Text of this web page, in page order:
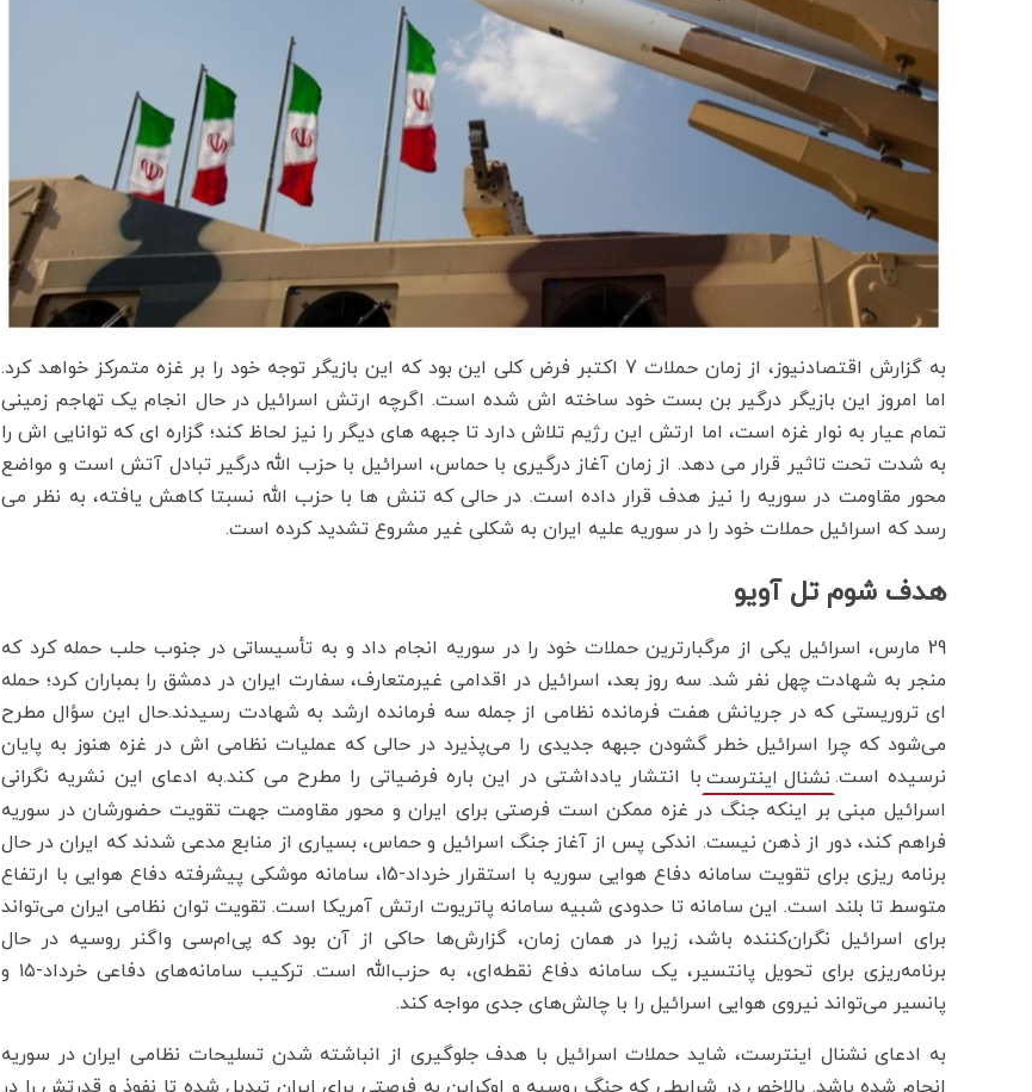
به گزارش اقتصادنیوز، از زمان حملات 7 اکتبر فرض کلی این بود که این بازیگر توجه خود را بر غزه متمرکز خواهد کرد.
اما امروز این بازیگر درگیر بن بست خود ساخته اش شده است. اگرچه ارتش اسرائیل در حال انجام یک تهاجم زمینی
تمام عیار به نوار غزه است، اما ارتش این رژیم تلاش دارد تا جبهه های دیگر را نیز لحاظ کند؛ گزاره ای که توانایی اش را
به شدت تحت تاثیر قرار می دهد. از زمان آغاز درگیری با حماس، اسرائیل با حزب الله درگیر تبادل آتش است و مواضع
محور مقاومت در سوریه را نیز هدف قرار داده است. در حالی که تنش ها با حزب الله نسبتا کاهش یافته، به نظر می
رسد که اسرائیل حملات خود را در سوریه علیه ایران به شکلی غیر مشروع تشدید کرده است.
هدف شوم تل آویو
29 مارس، اسرائیل یکی از مرگبارترین حملات خود را در سوریه انجام داد و به تأسیساتی در جنوب حلب حمله کرد که
منجر به شهادت چهل نفر شد. سه روز بعد، اسرائیل در اقدامی غیرمتعارف، سفارت ایران در دمشق را بمباران کرد؛ حمله
ای تروریستی که در جریانش هفت فرمانده نظامی از جمله سه فرمانده ارشد به شهادت رسیدند.حال این سؤال مطرح
می‌شود که چرا اسرائیل خطر گشودن جبهه جدیدی را می‌پذیرد در حالی که عملیات نظامی اش در غزه هنوز به پایان
نرسیده است. نشنال اینترست با انتشار یادداشتی در این باره فرضیاتی را مطرح می کند.به ادعای این نشریه نگرانی
اسرائیل مبنی بر اینکه جنگ در غزه ممکن است فرصتی برای ایران و محور مقاومت جهت تقویت حضورشان در سوریه
فراهم کند، دور از ذهن نیست. اندکی پس از آغاز جنگ اسرائیل و حماس، بسیاری از منابع مدعی شدند که ایران در حال
برنامه ریزی برای تقویت سامانه دفاع هوایی سوریه با استقرار خرداد-15، سامانه موشکی پیشرفته دفاع هوایی با ارتفاع
متوسط تا بلند است. این سامانه تا حدودی شبیه سامانه پاتریوت ارتش آمریکا است. تقویت توان نظامی ایران می‌تواند
برای اسرائیل نگران‌کننده باشد، زیرا در همان زمان، گزارش‌ها حاکی از آن بود که پی‌ام‌سی واگنر روسیه در حال
برنامه‌ریزی برای تحویل پانتسیر، یک سامانه دفاع نقطه‌ای، به حزب‌الله است. ترکیب سامانه‌های دفاعی خرداد-۱۵ و
پانسیر می‌تواند نیروی هوایی اسرائیل را با چالش‌های جدی مواجه کند.
به ادعای نشنال اینترست، شاید حملات اسرائیل با هدف جلوگیری از انباشته شدن تسلیحات نظامی ایران در سوریه